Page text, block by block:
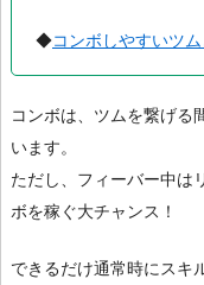
◆コンボしやすいツ
コンボは、ツムを繋げる
います。
ただし、フィーバー中は
ボを稼ぐ大チャンス！
できるだけ通常時にスキ